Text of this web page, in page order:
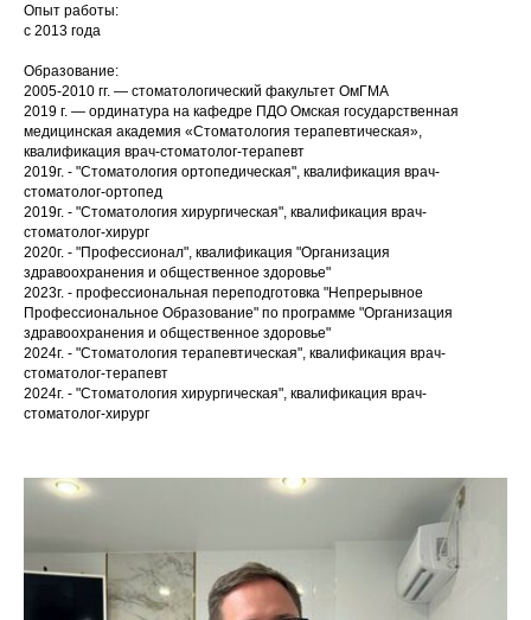
Опыт работы:
с 2013 года
Образование:
2005-2010 гг. — стоматологический факультет ОмГМА
2019 г. — ординатура на кафедре ПДО Омская государственная
медицинская академия «Стоматология терапевтическая»,
квалификация врач-стоматолог-терапевт
2019г. - "Стоматология ортопедическая", квалификация врач-
стоматолог-ортопед
2019г. - "Стоматология хирургическая", квалификация врач-
стоматолог-хирург
2020г. - "Профессионал", квалификация "Организация
здравоохранения и общественное здоровье"
2023г. - профессиональная переподготовка "Непрерывное
Профессиональное Образование" по программе "Организация
здравоохранения и общественное здоровье"
2024г. - "Стоматология терапевтическая", квалификация врач-
стоматолог-терапевт
2024г. - "Стоматология хирургическая", квалификация врач-
стоматолог-хирург